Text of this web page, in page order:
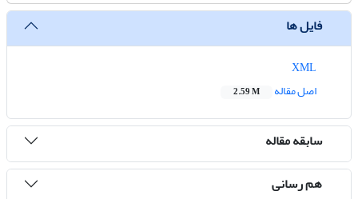
فایل ها
اصل مقاله
2.59 M
سابقه مقاله
هم رسانی